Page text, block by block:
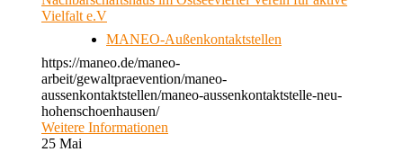
Vielfalt e.V
MANEO-Außenkontaktstellen
https://maneo.de/maneo-
arbeit/gewaltpraevention/maneo-
aussenkontaktstellen/maneo-aussenkontaktstelle-neu-
hohenschoenhausen/
Weitere Informationen
25 Mai